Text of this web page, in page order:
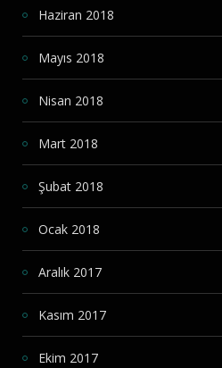
Haziran 2018
Mayıs 2018
Nisan 2018
Mart 2018
Şubat 2018
Ocak 2018
Aralık 2017
Kasım 2017
Ekim 2017